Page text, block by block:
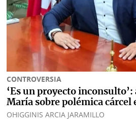
CONTROVERSIA
‘Es un proyecto inconsulto’:
María sobre polémica cárcel
OHIGGINIS ARCIA JARAMILLO